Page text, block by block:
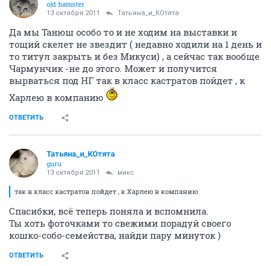
old hamster
13 октября 2011 Татьяна_и_КОтята
Да мы Танюш особо то и не ходим на выставки и
тощий скелет не звездит ( недавно ходили на 1 день и
то титул закрыть и без Микуси) , а сейчас так вообще
Чармунчик -не до этого. Может и получится
вырваться под НГ так в класс кастратов пойдет , к
Харлею в компанию
ОТВЕТИТЬ
Татьяна_и_КОтята
guru
13 октября 2011 микс
так в класс кастратов пойдет , к Харлею в компанию
Спасибки, всё теперь поняла и вспомнила.
Ты хоть фоточками то свежими порадуй своего
кошко-собо-семейства, найди пару минуток )
ОТВЕТИТЬ